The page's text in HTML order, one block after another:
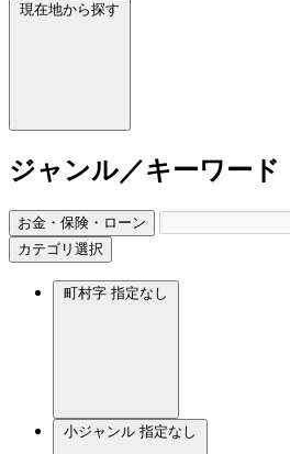
現在地から探す
ジャンル／キーワード
お金・保険・ローン
カテゴリ選択
町村字 指定なし
小ジャンル 指定なし